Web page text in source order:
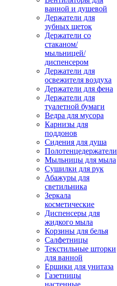
ванной и душевой
Держатели для
зубных щеток
Держатели со
стаканом/
мыльницей/
диспенсером
Держатели для
освежителя воздуха
Держатели для фена
Держатели для
туалетной бумаги
Ведра для мусора
Карнизы для
поддонов
Сидения для душа
Полотенцедержатели
Мыльницы для мыла
Сушилки для рук
Абажуры для
светильника
Зеркала
косметические
Диспенсеры для
жидкого мыла
Корзины для белья
Салфетницы
Текстильные шторки
для ванной
Ершики для унитаза
Газетницы
настенные